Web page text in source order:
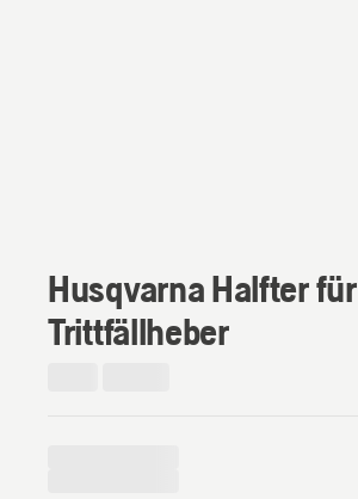
Husqvarna Halfter für
Trittfällheber